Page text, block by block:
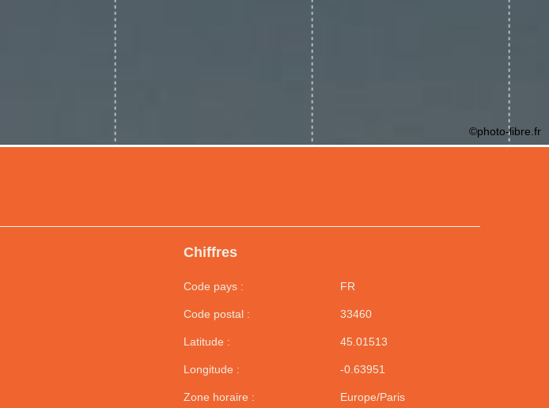
Chiffres
Code pays : FR
Code postal : 33460
Latitude : 45.01513
Longitude : -0.63951
Zone horaire : Europe/Paris
©photo-libre.fr